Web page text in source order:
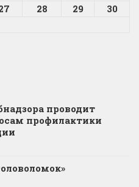
28 29
30
проводит
профилактики